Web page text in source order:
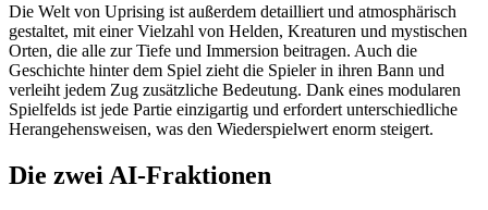
Die Welt von Uprising ist außerdem detailliert und atmosphärisch
gestaltet, mit einer Vielzahl von Helden, Kreaturen und mystischen
Orten, die alle zur Tiefe und Immersion beitragen. Auch die
Geschichte hinter dem Spiel zieht die Spieler in ihren Bann und
verleiht jedem Zug zusätzliche Bedeutung. Dank eines modularen
Spielfelds ist jede Partie einzigartig und erfordert unterschiedliche
Herangehensweisen, was den Wiederspielwert enorm steigert.
Die zwei AI-Fraktionen